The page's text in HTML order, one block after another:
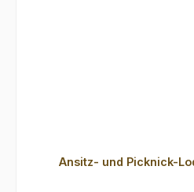
Ansitz- und Picknick-